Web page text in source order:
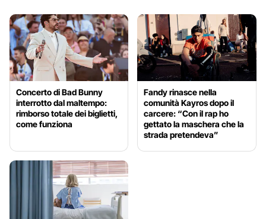
Concerto di Bad Bunny
interrotto dal maltempo:
rimborso totale dei biglietti,
come funziona
Fandy rinasce nella
comunità Kayros dopo il
carcere: “Con il rap ho
gettato la maschera che la
strada pretendeva”